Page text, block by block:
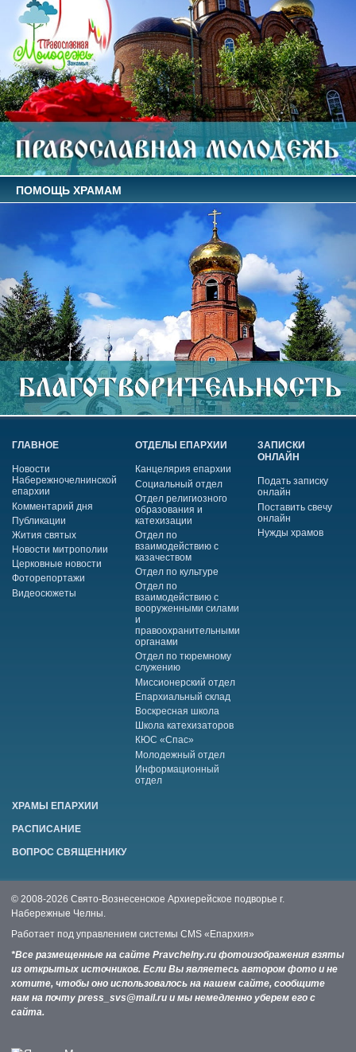
ПОМОЩЬ ХРАМАМ
ГЛАВНОЕ
Новости
Набережночелнинской
епархии
Комментарий дня
Публикации
Жития святых
Новости митрополии
Церковные новости
Фоторепортажи
Видеосюжеты
ОТДЕЛЫ ЕПАРХИИ
Канцелярия епархии
Социальный отдел
Отдел религиозного
образования и
катехизации
Отдел по
взаимодействию с
казачеством
Отдел по культуре
Отдел по
взаимодействию с
вооруженными силами
и
правоохранительными
органами
Отдел по тюремному
служению
Миссионерский отдел
Епархиальный склад
Воскресная школа
Школа катехизаторов
КЮС «Спас»
Молодежный отдел
Информационный
отдел
ЗАПИСКИ
ОНЛАЙН
Подать записку
онлайн
Поставить свечу
онлайн
Нужды храмов
ХРАМЫ ЕПАРХИИ
РАСПИСАНИЕ
ВОПРОС СВЯЩЕННИКУ
© 2008-2026 Свято-Вознесенское Архиерейское подворье г.
Набережные Челны.
Работает под управлением системы CMS «Епархия»
*Все размещенные на сайте Pravchelny.ru фотоизображения взяты
из открытых источников. Если Вы являетесь автором фото и не
хотите, чтобы оно использовалось на нашем сайте, сообщите
нам на почту press_svs@mail.ru и мы немедленно уберем его с
сайта.